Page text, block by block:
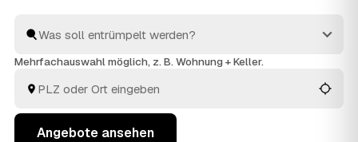
Sichtung des Nachlasses, fachgerechte Entsorgung und
Wertanrechnung übernehmen die Profis – einfühlsam
aus Kirtorf undStadtallendorf
vergleichen
Sie in Ruhe und geben den Auftrag aus der Hand.
Mehrfachauswahl möglich, z. B. Wohnung + Keller.
Angebote ansehen